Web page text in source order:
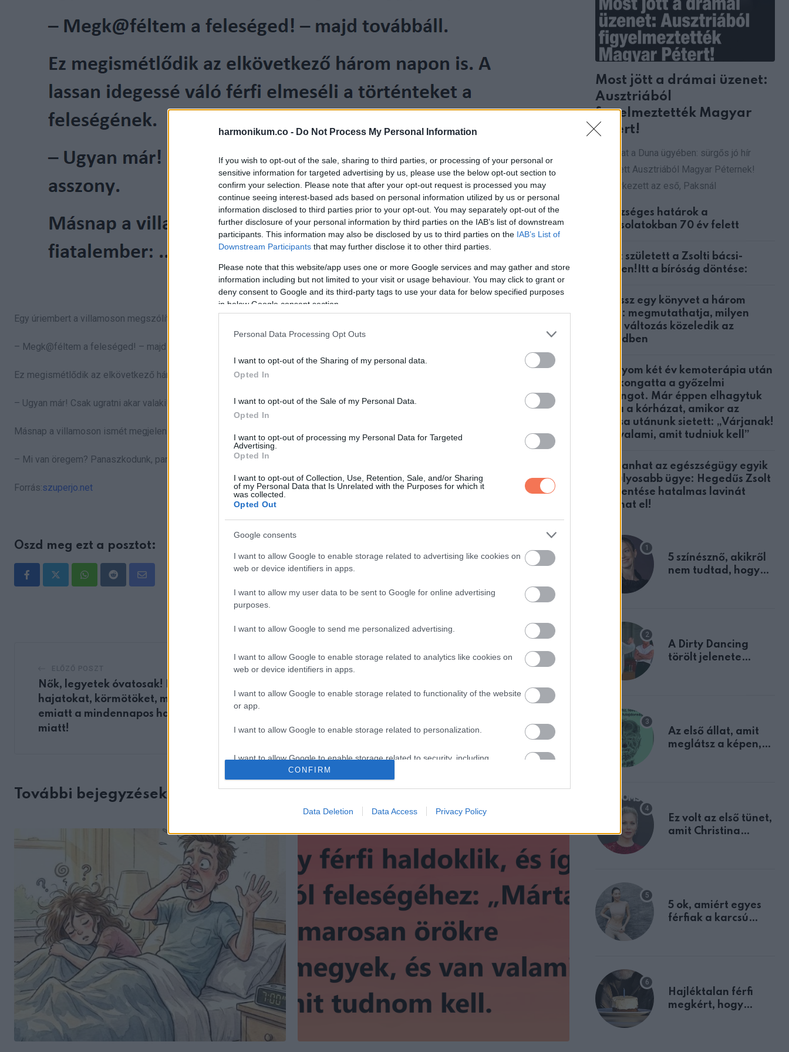
harmonikum.co - Do Not Process My Personal Information
If you wish to opt-out of the sale, sharing to third parties, or processing of your personal or
sensitive information for targeted advertising by us, please use the below opt-out section to
confirm your selection. Please note that after your opt-out request is processed you may
continue seeing interest-based ads based on personal information utilized by us or personal
information disclosed to third parties prior to your opt-out. You may separately opt-out of the
further disclosure of your personal information by third parties on the IAB’s list of downstream
participants. This information may also be disclosed by us to third parties on the IAB’s List of
Downstream Participants that may further disclose it to other third parties.
Please note that this website/app uses one or more Google services and may gather and store
information including but not limited to your visit or usage behaviour. You may click to grant or
deny consent to Google and its third-party tags to use your data for below specified purposes
in below Google consent section.
Personal Data Processing Opt Outs
I want to opt-out of the Sharing of my personal data.
Opted In
I want to opt-out of the Sale of my Personal Data.
Opted In
I want to opt-out of processing my Personal Data for Targeted
Advertising.
Opted In
I want to opt-out of Collection, Use, Retention, Sale, and/or Sharing
of my Personal Data that Is Unrelated with the Purposes for which it
was collected.
Opted Out
Google consents
I want to allow Google to enable storage related to advertising like cookies on
web or device identifiers in apps.
I want to allow my user data to be sent to Google for online advertising
purposes.
I want to allow Google to send me personalized advertising.
I want to allow Google to enable storage related to analytics like cookies on
web or device identifiers in apps.
I want to allow Google to enable storage related to functionality of the website
or app.
I want to allow Google to enable storage related to personalization.
I want to allow Google to enable storage related to security, including
authentication functionality and fraud prevention, and other user protection.
CONFIRM
Data Deletion Data Access Privacy Policy
Egy úriembert a villamoson megszólít egy jóképű srác:
– Megk@féltem a feleséged! – majd továbbáll.
Ez megismétlődik az elkövetkező három napon is. A lassan idegessé váló férfi elmeséli a történteket a feleségének.
– Ugyan már! Csak ugratni akar valaki! – mondja az asszony.
Másnap a villamoson ismét megjelenik a fiatalember:
– Mi van öregem? Panaszkodunk, panaszkodunk?
Forrás:szuperjo.net
Oszd meg ezt a posztot:
WhatsappRedditShare
Nők, legyetek óvatosak! Elveszíthetitek a
hajatokat, körmötöket, memóriátokat
emiatt a mindennapos használati tárgy
miatt!
Az állat amit először megpillantottál
elmondja, milyen nagy változás érkezik
az életedbe a közeljövőben!
További bejegyzések
Most jött a drámai üzenet:
Ausztriából
figyelmeztették Magyar
Pétert!
Fordulat a Duna ügyében: sürgős jó hír
érkezett Ausztriából Magyar Péternek!
Megérkezett az eső, Paksnál
Egészséges határok a
kapcsolatokban 70 év felett
Ítélet született a Zsolti bácsi-
ügyben!Itt a bíróság döntése:
Válassz egy könyvet a három
közül: megmutathatja, milyen
nagy változás közeledik az
életedben
A lányom két év kemoterápia után
megkongatta a győzelmi
harangot. Már éppen elhagytuk
volna a kórházat, amikor az
orvosa utánunk sietett: „Várjanak!
Van valami, amit tudniuk kell”
Robbanhat az egészségügy egyik
legsúlyosabb ügye: Hegedűs Zsolt
feljelentése hatalmas lavinát
indíthat el!
5 színésznő, akikről
nem tudtad, hogy
A Dirty Dancing
törölt jelenete
Az első állat, amit
meglátsz a képen,
Ez volt az első tünet,
amit Christina
5 ok, amiért egyes
férfiak a karcsú
Hajléktalan férfi
megkért, hogy